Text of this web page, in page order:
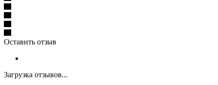
Оставить отзыв
Загрузка отзывов...